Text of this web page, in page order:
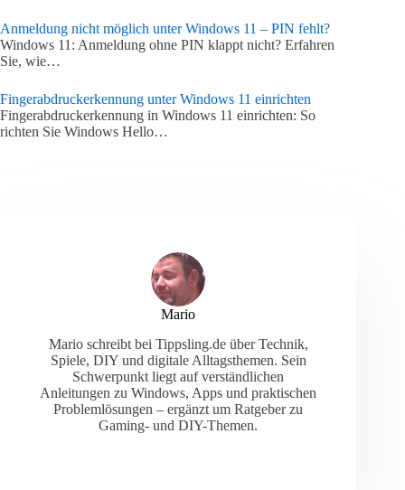
Anmeldung nicht möglich unter Windows 11 – PIN fehlt?
Windows 11: Anmeldung ohne PIN klappt nicht? Erfahren
Sie, wie…
Fingerabdruckerkennung unter Windows 11 einrichten
Fingerabdruckerkennung in Windows 11 einrichten: So
richten Sie Windows Hello…
Mario
Mario schreibt bei Tippsling.de über Technik,
Spiele, DIY und digitale Alltagsthemen. Sein
Schwerpunkt liegt auf verständlichen
Anleitungen zu Windows, Apps und praktischen
Problemlösungen – ergänzt um Ratgeber zu
Gaming- und DIY-Themen.